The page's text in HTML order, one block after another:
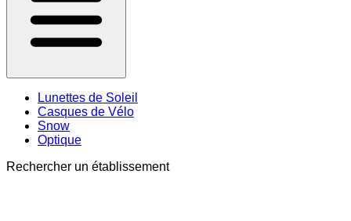
Lunettes de Soleil
Casques de Vélo
Snow
Optique
Rechercher un établissement